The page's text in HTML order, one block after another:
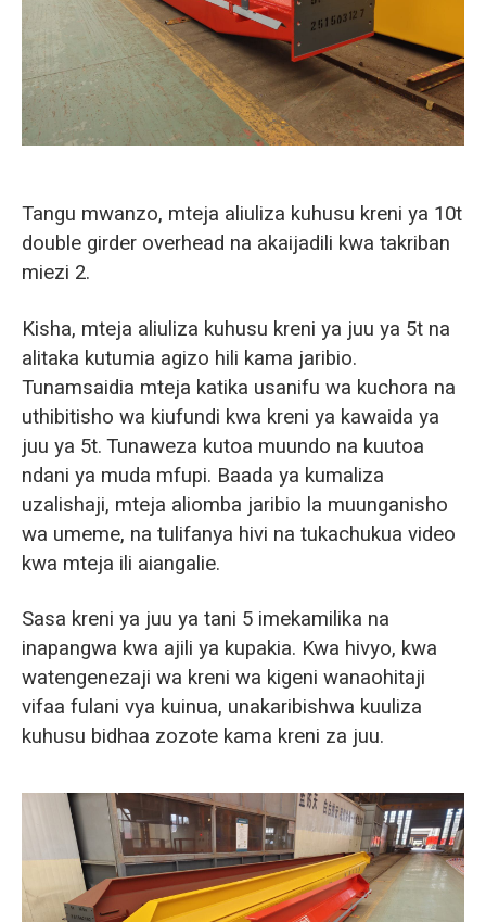
Tangu mwanzo, mteja aliuliza kuhusu kreni ya 10t
double girder overhead na akaijadili kwa takriban
miezi 2.
Kisha, mteja aliuliza kuhusu kreni ya juu ya 5t na
alitaka kutumia agizo hili kama jaribio.
Tunamsaidia mteja katika usanifu wa kuchora na
uthibitisho wa kiufundi kwa kreni ya kawaida ya
juu ya 5t. Tunaweza kutoa muundo na kuutoa
ndani ya muda mfupi. Baada ya kumaliza
uzalishaji, mteja aliomba jaribio la muunganisho
wa umeme, na tulifanya hivi na tukachukua video
kwa mteja ili aiangalie.
Sasa kreni ya juu ya tani 5 imekamilika na
inapangwa kwa ajili ya kupakia. Kwa hivyo, kwa
watengenezaji wa kreni wa kigeni wanaohitaji
vifaa fulani vya kuinua, unakaribishwa kuuliza
kuhusu bidhaa zozote kama kreni za juu.